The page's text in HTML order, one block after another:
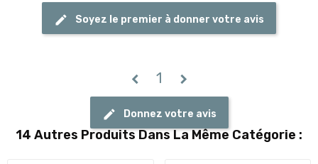
Soyez le premier à donner votre avis
chevron_left 1 chevron_right
Donnez votre avis
14 Autres Produits Dans La Même Catégorie :